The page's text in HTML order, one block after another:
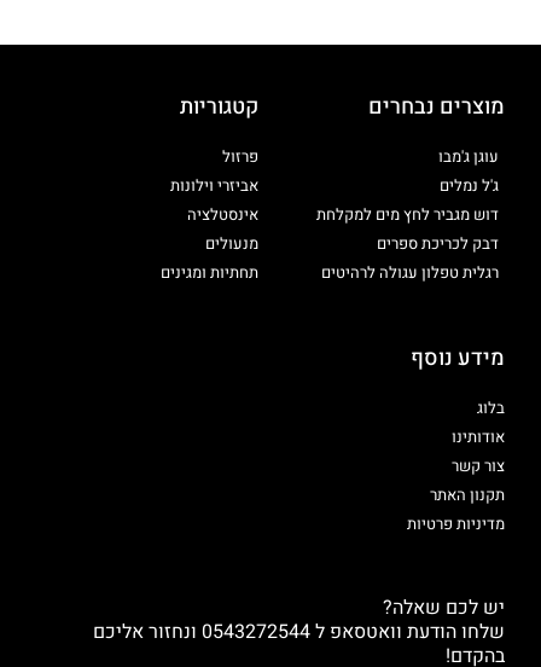
מוצרים נבחרים
עוגן ג'מבו
ג'ל נמלים
דוש מגביר לחץ מים למקלחת
דבק לכריכת ספרים
רגלית טפלון עגולה לרהיטים
קטגוריות
פרזול
אביזרי וילונות
אינסטלציה
מנעולים
תחתיות ומגינים
מידע נוסף
בלוג
אודותינו
צור קשר
תקנון האתר
מדיניות פרטיות
יש לכם שאלה?
שלחו הודעת וואטסאפ ל 0543272544 ונחזור אליכם
בהקדם!